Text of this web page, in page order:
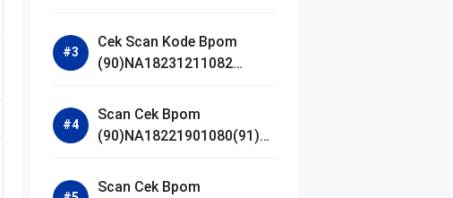
Gel Cleanser GLAD2GLOW
Cek Scan Kode Bpom
(90)NA18231211082
Facial Wash
Scan Cek Bpom
(90)NA18221901080(91)25
White AHA Body Serum
Scan Cek Bpom